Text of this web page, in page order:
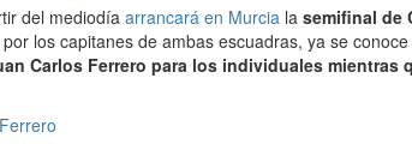
del mediodía arrancará en Murcia la semifinal de
los capitanes de ambas escuadras, ya se conoce
Carlos Ferrero para los individuales